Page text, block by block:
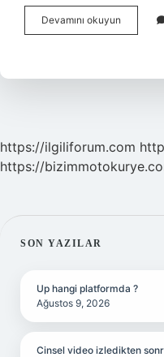
Devamını okuyun
Birimi
https://ilgiliforum.com
https://
SIDEBAR
SON YAZILAR
Up hangi platformda ?
Ağustos 9, 2026
Cinsel video izledikten